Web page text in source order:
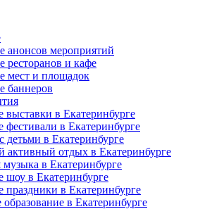
анонсов мероприятий
ресторанов и кафе
мест и площадок
баннеров
выставки в Екатеринбурге
фестивали в Екатеринбурге
детьми в Екатеринбурге
активный отдых в Екатеринбурге
музыка в Екатеринбурге
шоу в Екатеринбурге
праздники в Екатеринбурге
образование в Екатеринбурге